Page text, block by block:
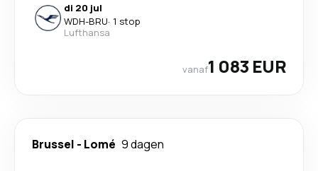
di 20 jul
WDH-BRU· 1 stop
Lufthansa
vanaf1 083 EUR
Brussel - Lomé 9 dagen